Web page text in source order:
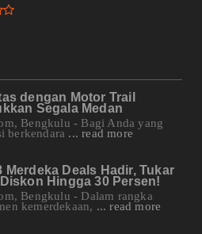
dengan Motor Trail
Segala Medan
Bengkulu - Bagi Anda yang
berkendara ... read more
Merdeka Deals Hadir, Tukar
Hingga 30 Persen!
Bengkulu - Dalam rangka
kemerdekaan, ... read more